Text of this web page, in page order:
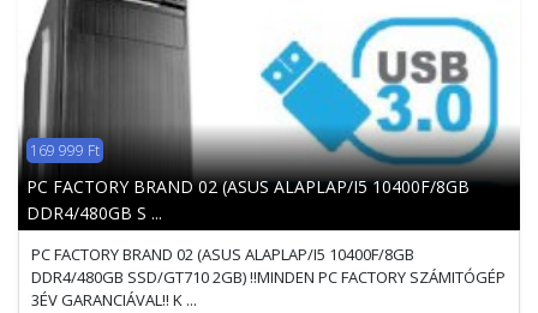
169 999 Ft
PC FACTORY BRAND 02 (ASUS ALAPLAP/I5 10400F/8GB
DDR4/480GB S ...
PC FACTORY BRAND 02 (ASUS ALAPLAP/I5 10400F/8GB
DDR4/480GB SSD/GT710 2GB) !!MINDEN PC FACTORY SZÁMITÓGÉP
3ÉV GARANCIÁVAL!! K ...